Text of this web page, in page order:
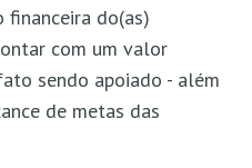
financeira do(as)
com um valor
sendo apoiado - além
de metas das